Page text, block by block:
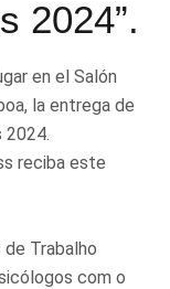
2024”.
en el Salón
la entrega de
2024.
reciba este
Trabalho
com o